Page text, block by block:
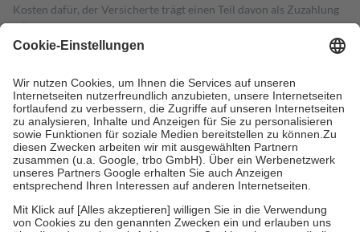
Kosten dafür, der Versicherte trägt einen Teil davon als Zuzahlung
mit.
Grundsätzlich leisten Mitglieder Zuzahlungen in Höhe von zehn
höchstens zehn Euro.
Es sind jedoch nie mehr als die tatsächlichen
Kosten der Leistung zu entrichten.
Diese Regeln gelten grundsätzlich auch für Online-Apotheken.
Bei Heilmitteln und häuslicher Krankenpflege beträgt die
Zuzahlung zehn Prozent der Kosten sowie zehn Euro je
Verordnung.
Um das Engagement der Versicherten für ihre eigene Gesundheit zu
stärken und die besondere Stellung der Familie zu unterstützen,
fallenkeine Zuzahlungenan bei:
• Kindern und Jugendlichen bis zum vollendeten 18. Lebensjahr